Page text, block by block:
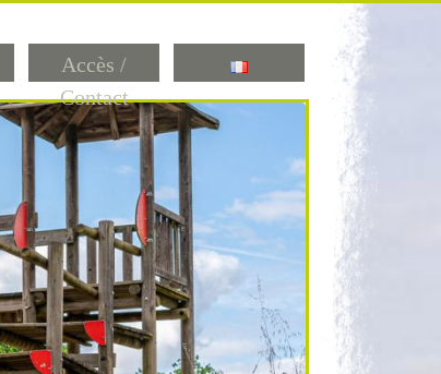
Accès /
Contact